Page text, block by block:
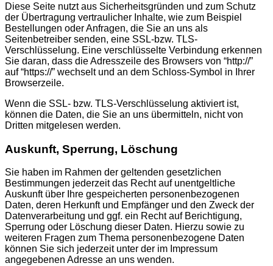
Diese Seite nutzt aus Sicherheitsgründen und zum Schutz
der Übertragung vertraulicher Inhalte, wie zum Beispiel
Bestellungen oder Anfragen, die Sie an uns als
Seitenbetreiber senden, eine SSL-bzw. TLS-
Verschlüsselung. Eine verschlüsselte Verbindung erkennen
Sie daran, dass die Adresszeile des Browsers von “http://”
auf “https://” wechselt und an dem Schloss-Symbol in Ihrer
Browserzeile.
Wenn die SSL- bzw. TLS-Verschlüsselung aktiviert ist,
können die Daten, die Sie an uns übermitteln, nicht von
Dritten mitgelesen werden.
Auskunft, Sperrung, Löschung
Sie haben im Rahmen der geltenden gesetzlichen
Bestimmungen jederzeit das Recht auf unentgeltliche
Auskunft über Ihre gespeicherten personenbezogenen
Daten, deren Herkunft und Empfänger und den Zweck der
Datenverarbeitung und ggf. ein Recht auf Berichtigung,
Sperrung oder Löschung dieser Daten. Hierzu sowie zu
weiteren Fragen zum Thema personenbezogene Daten
können Sie sich jederzeit unter der im Impressum
angegebenen Adresse an uns wenden.